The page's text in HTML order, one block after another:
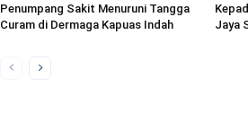
Penumpang Sakit Menuruni Tangga
Curam di Dermaga Kapuas Indah
Jaya